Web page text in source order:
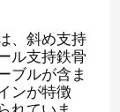
、斜め支持
ル支持鉄骨
ブルが含ま
ンが特徴